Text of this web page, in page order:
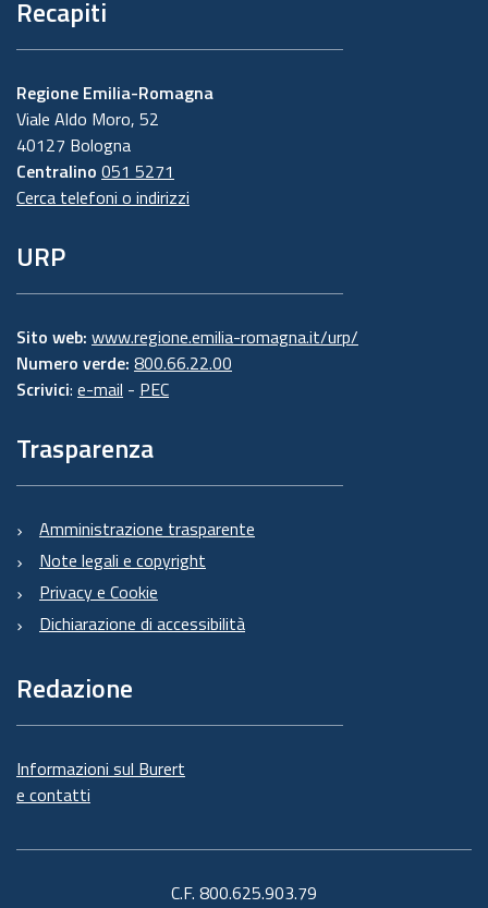
Recapiti
Regione Emilia-Romagna
Viale Aldo Moro, 52
40127 Bologna
Centralino 051 5271
Cerca telefoni o indirizzi
URP
Sito web: www.regione.emilia-romagna.it/urp/
Numero verde: 800.66.22.00
Scrivici: e-mail - PEC
Trasparenza
Amministrazione trasparente
Note legali e copyright
Privacy e Cookie
Dichiarazione di accessibilità
Redazione
Informazioni sul Burert
e contatti
C.F. 800.625.903.79